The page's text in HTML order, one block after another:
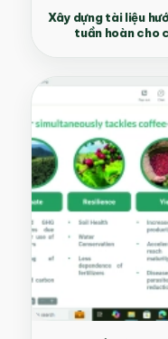
Xây dựng tài liệu
tuần hoàn cho